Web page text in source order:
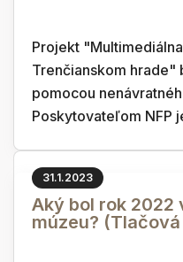
Projekt
Trenčianskom hrade"
pomocou
Poskytovateľom NFP
31.1.2023
Aký bol rok 2022
múzeu?